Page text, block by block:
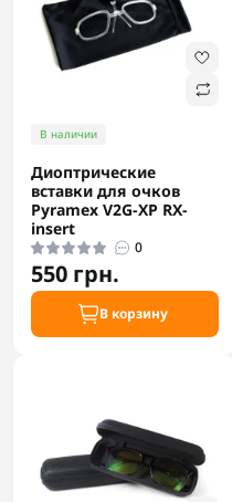
В наличии
Диоптрические
вставки для очков
Pyramex V2G-XP RX-
insert
0
550 грн.
В корзину